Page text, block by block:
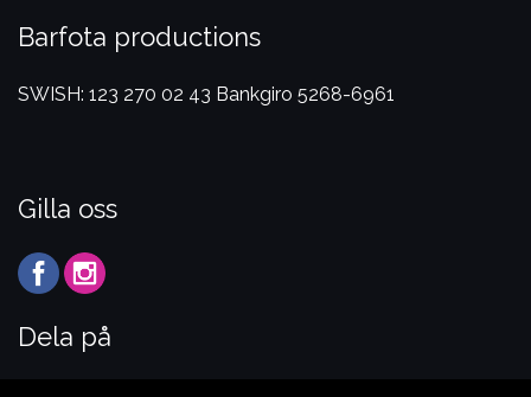
Barfota productions
SWISH: 123 270 02 43 Bankgiro 5268-6961
Gilla oss
Dela på